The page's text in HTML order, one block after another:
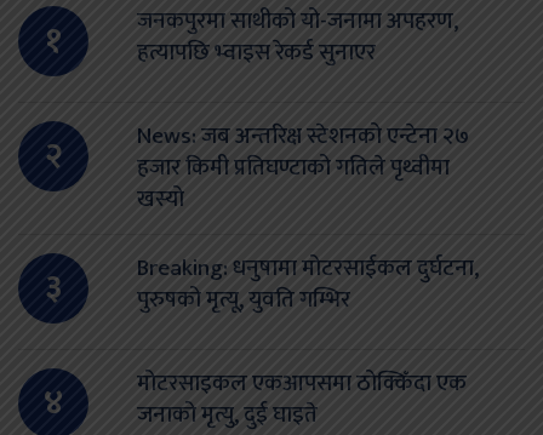
१
जनकपुरमा साथीको यो-जनामा अपहरण,
हत्यापछि भ्वाइस रेकर्ड सुनाएर
२
News: जब अन्तरिक्ष स्टेशनको एन्टेना २७
हजार किमी प्रतिघण्टाको गतिले पृथ्वीमा
खस्यो
३
Breaking: धनुषामा मोटरसाईकल दुर्घटना,
पुरुषको मृत्यू, युवति गम्भिर
४
मोटरसाइकल एकआपसमा ठोक्किँदा एक
जनाको मृत्यु, दुई घाइते